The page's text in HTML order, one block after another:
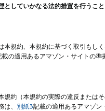
としていかなる法的措置を行うこ
本規約、本規約に基づく取引もし
載の適用あるアマゾン・サイトの
規約（本規約の実際の違反または
、 別紙3記載の適用あるアマゾン